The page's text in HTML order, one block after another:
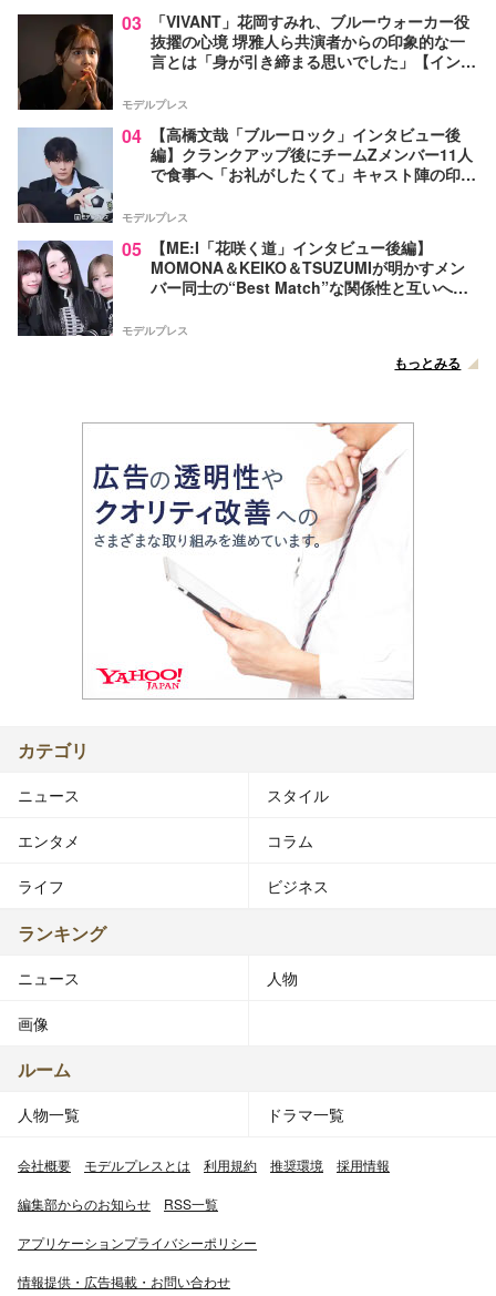
03
「VIVANT」花岡すみれ、ブルーウォーカー役
抜擢の心境 堺雅人ら共演者からの印象的な一
言とは「身が引き締まる思いでした」【インタ
モデルプレス
04
【高橋文哉「ブルーロック」インタビュー後
編】クランクアップ後にチームZメンバー11人
で食事へ「お礼がしたくて」キャスト陣の印象
モデルプレス
05
【ME:I「花咲く道」インタビュー後編】
MOMONA＆KEIKO＆TSUZUMIが明かすメン
バー同士の“Best Match”な関係性と互いへの
っている」
モデルプレス
もっとみる
カテゴリ
ニュース スタイル
エンタメ コラム
ライフ ビジネス
ランキング
ニュース 人物
画像
ルーム
人物一覧 ドラマ一覧
会社概要 モデルプレスとは 利用規約 推奨環境 採用情報
編集部からのお知らせ RSS一覧
アプリケーションプライバシーポリシー
情報提供・広告掲載・お問い合わせ